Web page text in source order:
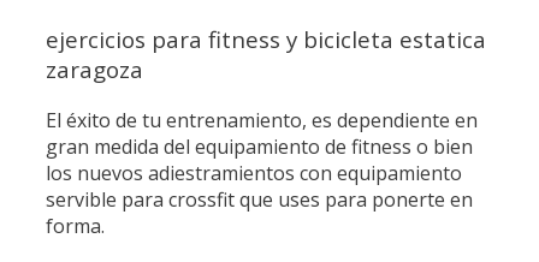
ejercicios para fitness y bicicleta estatica
zaragoza
El éxito de tu entrenamiento, es dependiente en
gran medida del equipamiento de fitness o bien
los nuevos adiestramientos con equipamiento
servible para crossfit que uses para ponerte en
forma.